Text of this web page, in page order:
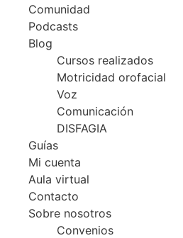
Comunidad
Podcasts
Blog
Cursos realizados
Motricidad orofacial
Voz
Comunicación
DISFAGIA
Guías
Mi cuenta
Aula virtual
Contacto
Sobre nosotros
Convenios